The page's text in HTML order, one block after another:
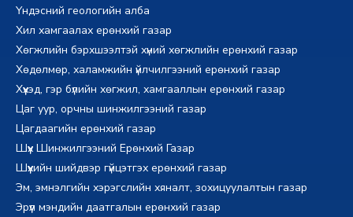
Үндэсний геологийн алба
Хил хамгаалах ерөнхий газар
Хөгжлийн бэрхшээлтэй хүний хөгжлийн ерөнхий газар
Хөдөлмөр, халамжийн үйлчилгээний ерөнхий газар
Хүүхэд, гэр бүлийн хөгжил, хамгааллын ерөнхий газар
Цаг уур, орчны шинжилгээний газар
Цагдаагийн ерөнхий газар
Шүүх Шинжилгээний Ерөнхий Газар
Шүүхийн шийдвэр гүйцэтгэх ерөнхий газар
Эм, эмнэлгийн хэрэгслийн хяналт, зохицуулалтын газар
Эрүүл мэндийн даатгалын ерөнхий газар